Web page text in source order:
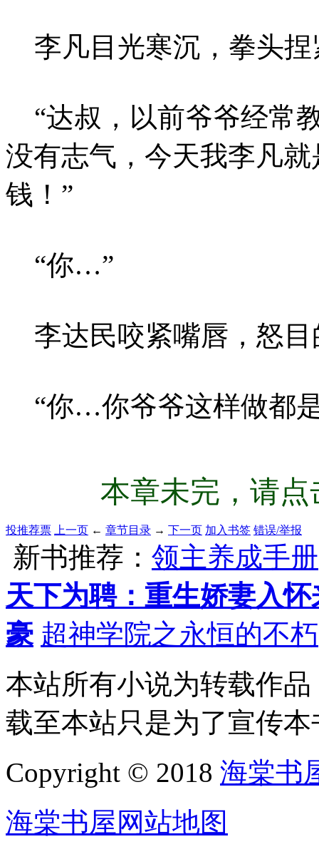
李凡目光寒沉，拳头捏
“达叔，以前爷爷经常
没有志气，今天我李凡
钱！”
“你…”
李达民咬紧嘴唇，怒目
“你…你爷爷这样做都
本章未完，请
投推荐票 上一页 ← 章节目录 → 下一页 加入书签 错误/举报
新书推荐： 领主养成手册
天下为聘：重生娇妻入怀
豪 超神学院之永恒的不朽
本站所有小说为转载作
载至本站只是为了宣传
Copyright © 2018 海棠书
海棠书屋网站地图